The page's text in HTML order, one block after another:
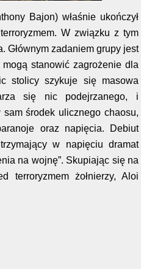
Bajon) właśnie ukończył
W związku z tym
Głównym zadaniem grupy jest
stanowić zagrożenie dla
stolicy szykuje się masowa
się nic podejrzanego, i
środek ulicznego chaosu,
oraz napięcia. Debiut
w napięciu dramat
na wojnę”. Skupiając się na
terroryzmem żołnierzy, Aloi